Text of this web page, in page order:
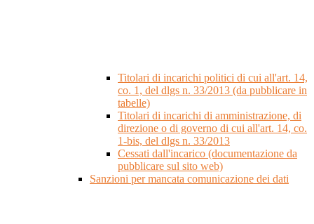
Titolari di incarichi politici di cui all'art. 14,
co. 1, del dlgs n. 33/2013 (da pubblicare in
tabelle)
Titolari di incarichi di amministrazione, di
direzione o di governo di cui all'art. 14, co.
1-bis, del dlgs n. 33/2013
Cessati dall'incarico (documentazione da
pubblicare sul sito web)
Sanzioni per mancata comunicazione dei dati